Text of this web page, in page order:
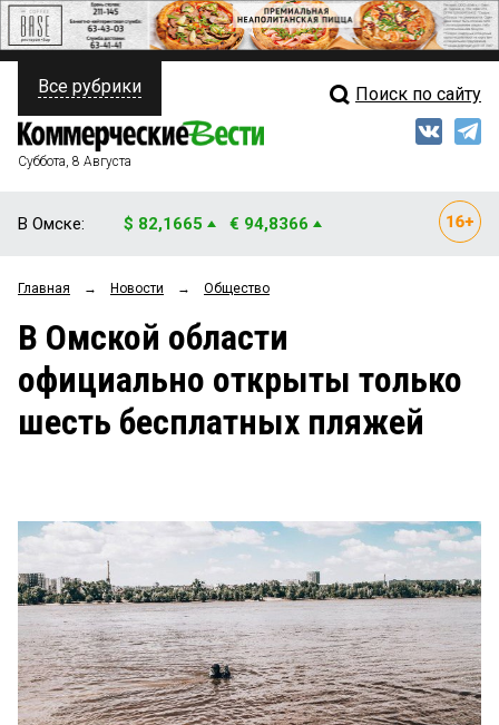
ПОЛИТИКА
ФИНАНСЫ
ОБЩЕСТВО
ЗАКОН
НОВОСТИ КОМПАНИЙ
Свежий выпуск
Блоги
Архив
Все рубрики Поиск по сайту
Суббота, 8 Августа
В Омске: $ 82,1665 € 94,8366
Главная → Новости → Общество
В Омской области
официально открыты только
шесть бесплатных пляжей